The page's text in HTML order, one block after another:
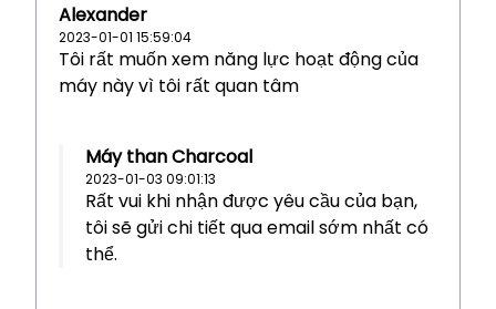
Alexander
2023-01-01 15:59:04
Tôi rất muốn xem năng lực hoạt động của
máy này vì tôi rất quan tâm
Máy than Charcoal
2023-01-03 09:01:13
Rất vui khi nhận được yêu cầu của bạn,
tôi sẽ gửi chi tiết qua email sớm nhất có
thể.